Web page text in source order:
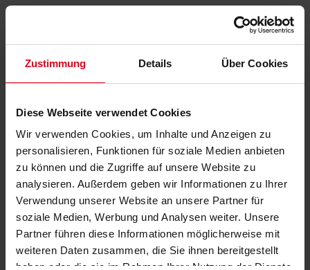
Zustimmung Details Über Cookies
Diese Webseite verwendet Cookies
Wir verwenden Cookies, um Inhalte und Anzeigen zu
personalisieren, Funktionen für soziale Medien anbieten
zu können und die Zugriffe auf unsere Website zu
analysieren. Außerdem geben wir Informationen zu Ihrer
Verwendung unserer Website an unsere Partner für
soziale Medien, Werbung und Analysen weiter. Unsere
Partner führen diese Informationen möglicherweise mit
weiteren Daten zusammen, die Sie ihnen bereitgestellt
haben oder die sie im Rahmen Ihrer Nutzung der Dienste